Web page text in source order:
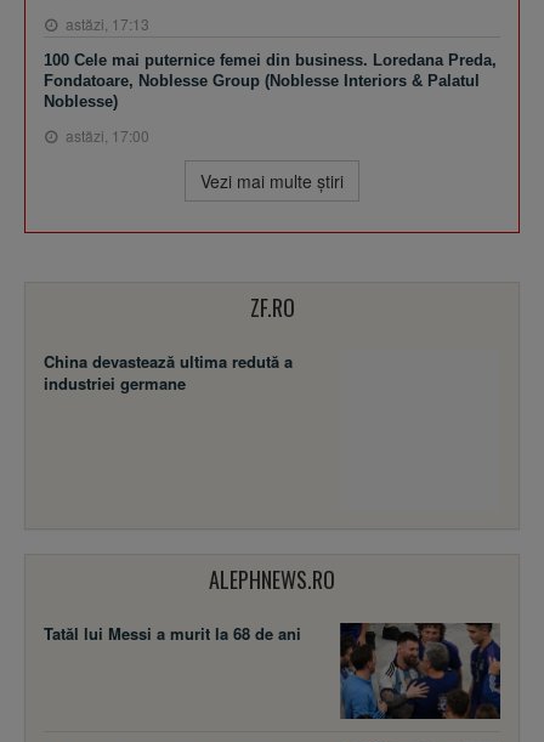
astăzi, 17:13
100 Cele mai puternice femei din business. Loredana Preda,
Fondatoare, Noblesse Group (Noblesse Interiors & Palatul
Noblesse)
astăzi, 17:00
Vezi mai multe ştiri
ZF.RO
China devastează ultima redută a
industriei germane
ALEPHNEWS.RO
Tatăl lui Messi a murit la 68 de ani